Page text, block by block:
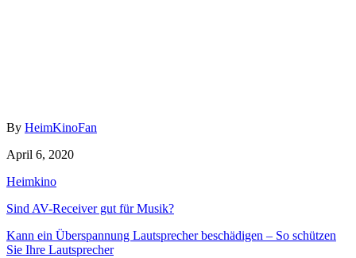
By Author
HeimKinoFan
Posted
April 6, 2020
Categories
Heimkino
Beitragsnavigation
Sind AV-Receiver gut für Musik?
Kann ein Überspannung Lautsprecher beschädigen – So schützen
Sie Ihre Lautsprecher